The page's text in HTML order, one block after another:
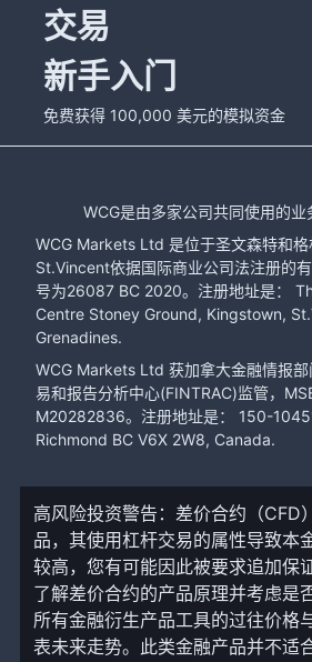
交易
新手入门
免费获得 100,000 美元的模拟资金
WCG是由多家公司共同使用的业
WCG Markets Ltd 是位于圣文森特和格
St.Vincent依据国际商业公司法注册的
号为26087 BC 2020。注册地址是：
Centre Stoney Ground, Kingstown,
Grenadines.
WCG Markets Ltd 获加拿大金融情报
易和报告分析中心(FINTRAC)监管，
M20282836。注册地址是： 150-
Richmond BC V6X 2W8, Canada.
高风险投资警告：差价合约（CFD
品，其使用杠杆交易的属性导致本
较高，您有可能因此被要求追加保
了解差价合约的产品原理并考虑是
所有金融衍生产品工具的过往价格
表未来走势。此类金融产品并不适